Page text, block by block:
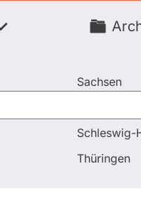
Sachsen
Schleswig-
Thüringen